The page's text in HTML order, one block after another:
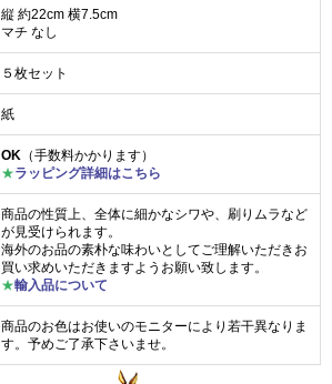
縦 約22cm 横7.5cm
マチ なし
５枚セット
紙
OK （手数料かかります）
★ラッピング詳細はこちら
商品の性質上、全体に細かなシワや、刷りムラなど
が見受けられます。
海外のお品の素朴な味わいとしてご理解いただきお
買い求めいただきますようお願い致します。
★輸入品について
商品のお色はお使いのモニターにより若干異なりま
す。予めご了承下さいませ。